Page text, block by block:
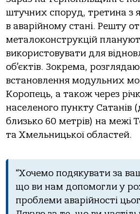
штучних споруд, третина з
в аварійному стані. Решту
металоконструкцій
використовувати для
об’єктів. Зокрема,
встановлення модульних
Коропець, а також через
населеного пункту Сатанів
близько 60 метрів) на межі
та Хмельницької областей.
“Хочемо подякувати за
що ви нам допомогли у
проблеми аварійності